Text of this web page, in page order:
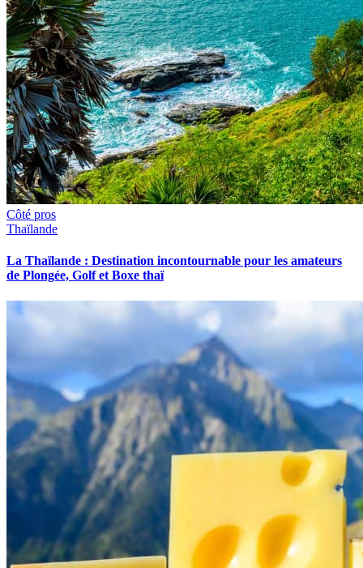
Côté pros
Thaïlande
La Thaïlande : Destination incontournable pour les amateurs
de Plongée, Golf et Boxe thaï